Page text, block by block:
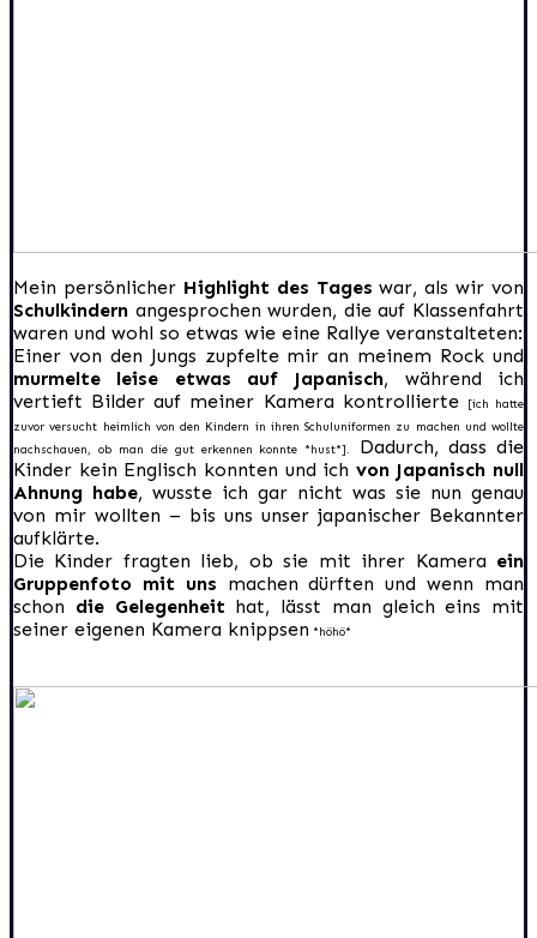
Mein persönlicher Highlight des Tageswar, als wir von
Schulkindern angesprochen wurden, die auf Klassenfahrt
waren und wohl so etwas wie eine Rallye veranstalteten:
Einer von den Jungs zupfelte mir an meinem Rock und
murmelte leise etwas auf Japanisch, während ich
vertieft Bilder auf meiner Kamera kontrollierte
[ich hatte
zuvor versucht heimlich von den Kindern in ihren Schuluniformen zu machen und wollte
nachschauen, ob man die gut erkennen konnte *hust*].
Dadurch, dass die
Kinder kein Englisch konnten und ich von Japanisch null
Ahnung habe, wusste ich gar nicht was sie nun genau
von mir wollten – bis uns unser japanischer Bekannter
aufklärte.
Die Kinder fragten lieb, ob sie mit ihrer Kamera ein
Gruppenfoto mit uns machen dürften und wenn man
schon die Gelegenheit hat, lässt man gleich eins mit
seiner eigenen Kamera knippsen *höhö*